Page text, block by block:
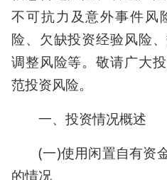
不可抗力及意外事件风
险、欠缺投资经验风险
调整风险等。敬请广大
范投资风险。
一、投资情况概述
(一)使用闲置自有资
的情况